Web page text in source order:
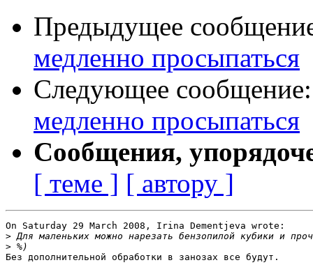
Предыдущее
медленно просыпаться
Следующее
медленно просыпаться
Сообщения,
[ теме ] [ автору ]
On Saturday 29 March 2008, Irina Dementjeva wrote:
>
>
Без дополнительной обработки в занозах все будут.